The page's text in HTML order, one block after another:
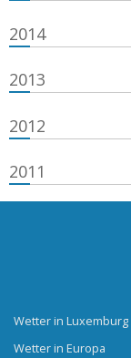
2014
2013
2012
2011
Wetter in Luxemburg
Wetter in Europa